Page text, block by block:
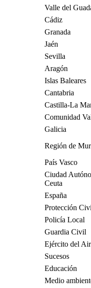
Valle del
Cádiz
Granada
Jaén
Sevilla
Aragón
Islas Baleares
Cantabria
Castilla-La
Comunidad
Galicia
Región de
País Vasco
Ciudad
Ceuta
España
Protección
Policía Local
Guardia Civil
Ejército del
Sucesos
Educación
Medio